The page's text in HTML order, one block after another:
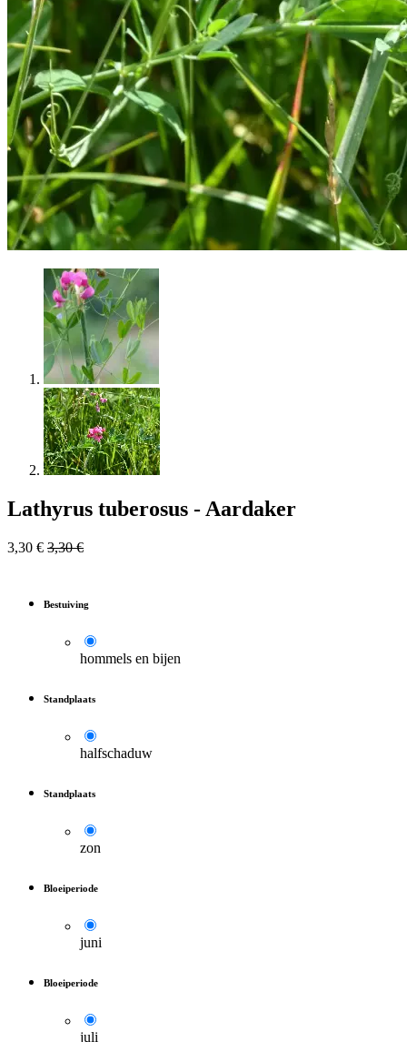
Lathyrus tuberosus - Aardaker
3,30 € 3,30€
Bestuiving
hommels en bijen
Standplaats
halfschaduw
Standplaats
zon
Bloeiperiode
juni
Bloeiperiode
juli